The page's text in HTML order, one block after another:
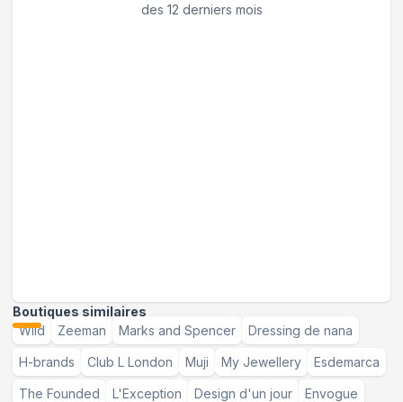
des 12 derniers mois
Boutiques similaires
Wild
Zeeman Marks and Spencer Dressing de nana
H-brands Club L London Muji My Jewellery Esdemarca
The Founded L'Exception Design d'un jour Envogue